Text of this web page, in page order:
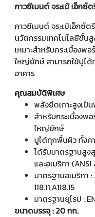
กาวซีเมนต์ จระเข้ เอ็กซ์
กาวซีเมนต์ จระเข้เอ็ก
นวัตกรรมเทคโนโลยีขั้น
เหมาะสำหรับกระเบื้อง
ใหญ่ยักษ์ สามารถใช้ปูไ
อาคาร
คุณสมบัติพิเศษ
พลังยึดเกาะสูงเป็
สำหรับกระเบื้องพ
ใหญ่ยักษ์
ปูได้ทุกพื้นผิว ทั้งภ
ได้รับมาตรฐานสูง
และอเมริกา (ANSI
มาตรฐานอเมริกา :
118.11,A118.15
มาตรฐานยุโรป :
ขนาดบรรจุ : 20 กก.